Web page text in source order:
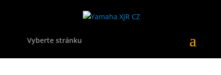
Vyberte stránku